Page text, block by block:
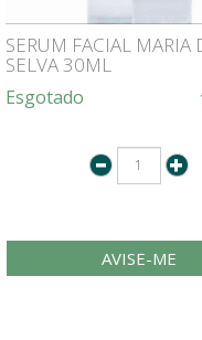
SERUM FACIAL MARIA
SELVA 30ML
Esgotado
AVISE-ME